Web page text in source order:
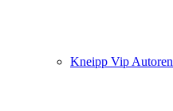
Kneipp Vip Autoren